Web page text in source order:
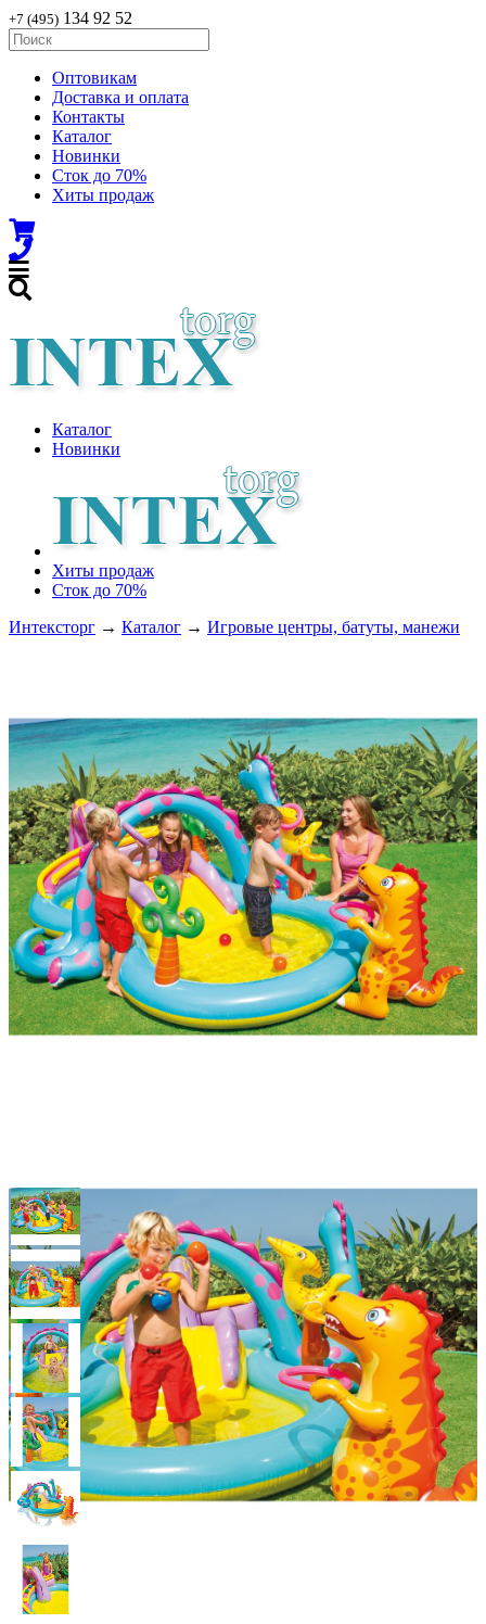
+7 (495) 134 92 52
Оптовикам
Доставка и оплата
Контакты
Каталог
Новинки
Сток до 70%
Хиты продаж
Каталог
Новинки
Хиты продаж
Сток до 70%
Интексторг → Каталог → Игровые центры, батуты, манежи